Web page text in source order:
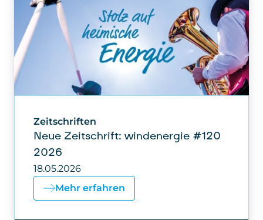
Zeitschriften
Neue Zeitschrift: windenergie #120
2026
18.05.2026
Mehr erfahren